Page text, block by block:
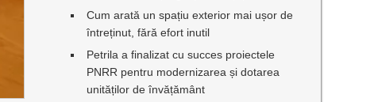
Cum arată un spațiu exterior mai ușor de
întreținut, fără efort inutil
Petrila a finalizat cu succes proiectele
PNRR pentru modernizarea și dotarea
unităților de învățământ